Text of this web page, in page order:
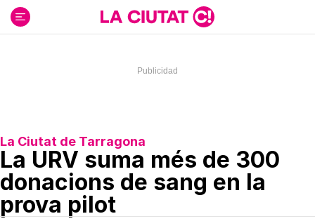
contenido
La Ciutat de Tarragona
La URV suma més de 300
donacions de sang en la
prova pilot